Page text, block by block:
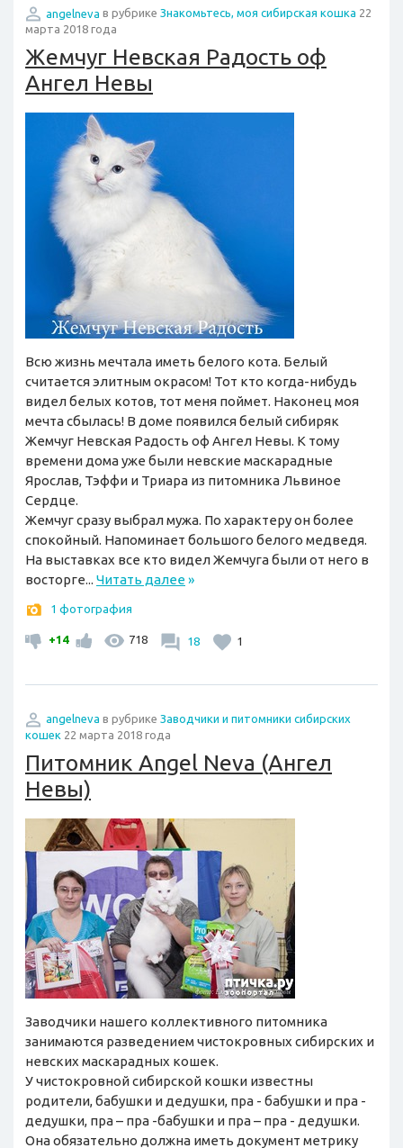
angelneva в рубрике Знакомьтесь, моя сибирская кошка 22
марта 2018 года
Жемчуг Невская Радость оф
Ангел Невы
Всю жизнь мечтала иметь белого кота. Белый
считается элитным окрасом! Тот кто когда-нибудь
видел белых котов, тот меня поймет. Наконец моя
мечта сбылась! В доме появился белый сибиряк
Жемчуг Невская Радость оф Ангел Невы. К тому
времени дома уже были невские маскарадные
Ярослав, Тэффи и Триара из питомника Львиное
Сердце.
Жемчуг сразу выбрал мужа. По характеру он более
спокойный. Напоминает большого белого медведя.
На выставках все кто видел Жемчуга были от него в
восторге... Читать далее»
1 фотография
+14 718 18 1
angelneva в рубрике Заводчики и питомники сибирских
кошек 22 марта 2018 года
Питомник Angel Neva (Ангел
Невы)
Заводчики нашего коллективного питомника
занимаются разведением чистокровных сибирских и
невских маскарадных кошек.
У чистокровной сибирской кошки известны
родители, бабушки и дедушки, пра - бабушки и пра -
дедушки, пра – пра -бабушки и пра – пра - дедушки.
Она обязательно должна иметь документ метрику